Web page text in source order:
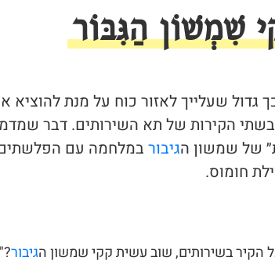
שִׁמְשׁוֹן הַגִּבּוֹר
גדול שעלייך לאזור כוח על מנת להוציא
הקירות של תא השירותים. דבר
של שמשון הגיבורבמלחמה עם
חומוס.
הקיר בשירותים, שוב עשית קקי שמשון הגיבור?"